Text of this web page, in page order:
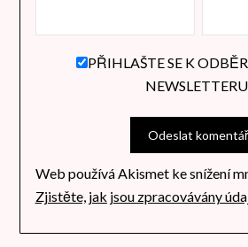
PŘIHLAŠTE SE K
Web používá Akismet ke snížení
Zjistěte, jak jsou zpracovávány